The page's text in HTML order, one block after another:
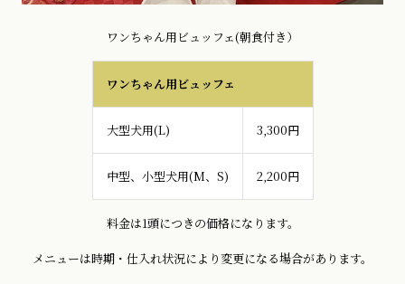
ワンちゃん用ビュッフェ(朝食付き）
ワンちゃん用ビュッフェ
大型犬用(L) 3,300円
中型、小型犬用(M、S) 2,200円
料金は1頭につきの価格になります。
メニューは時期・仕入れ状況により変更になる場合があります。